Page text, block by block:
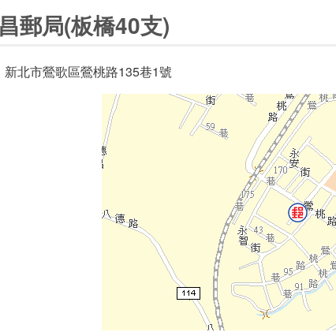
郵局(板橋40支)
新北市鶯歌區鶯桃路135巷1號